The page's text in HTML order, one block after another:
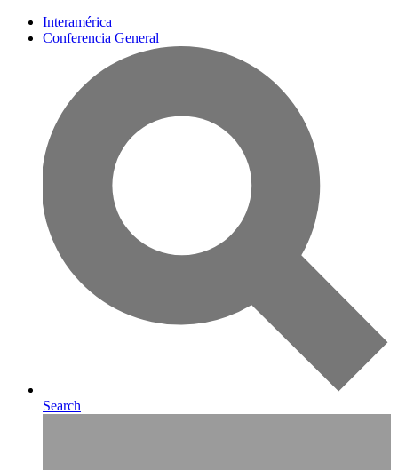
Interamérica
Conferencia General
Search